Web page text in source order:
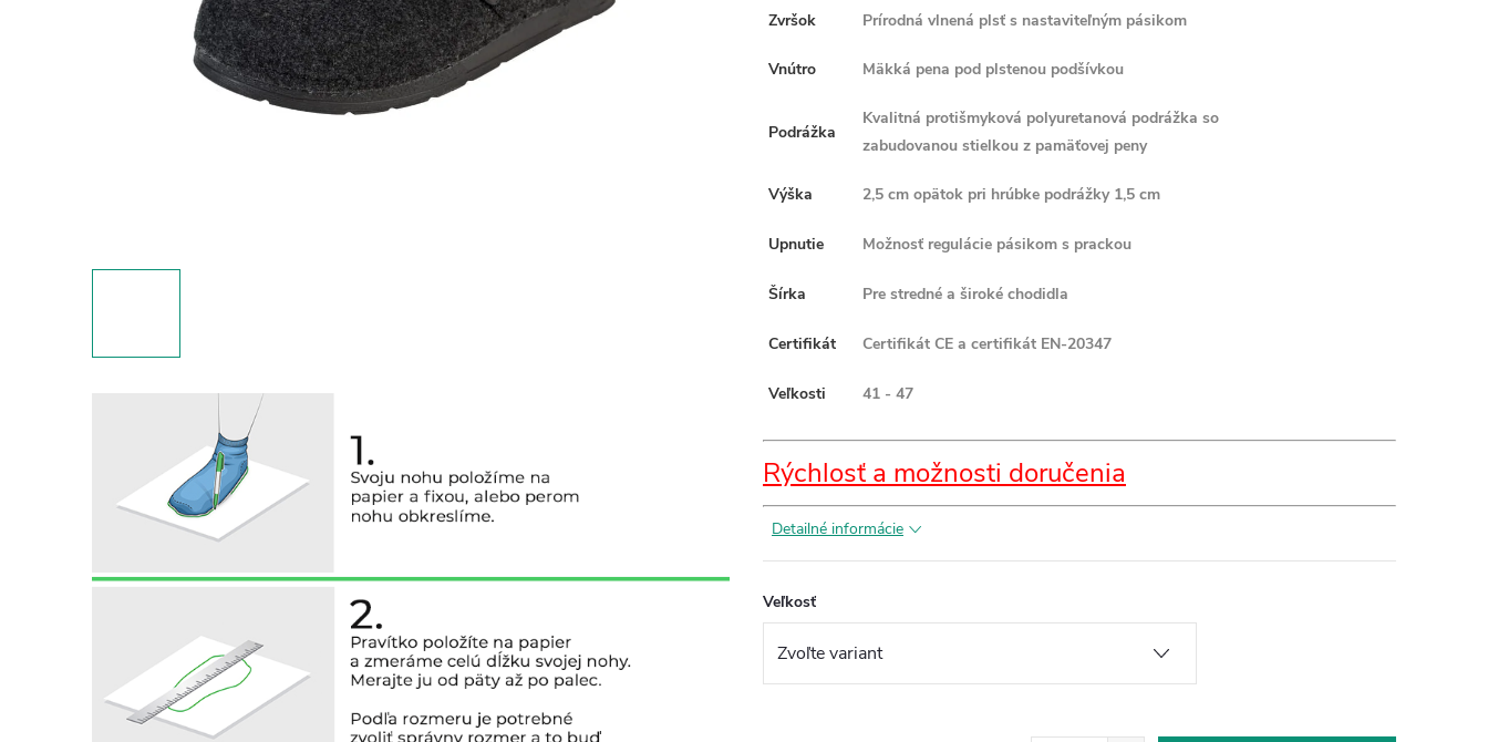
Zvršok Prírodná vlnená plsť s nastaviteľným pásikom
Vnútro Mäkká pena pod plstenou podšívkou
Podrážka
Kvalitná protišmyková polyuretanová podrážka so
zabudovanou stielkou z pamäťovej peny
Výška 2,5 cm opätok pri hrúbke podrážky 1,5 cm
Upnutie Možnosť regulácie pásikom s prackou
Šírka Pre stredné a široké chodidla
Certifikát Certifikát CE a certifikát EN-20347
Veľkosti 41 - 47
Rýchlosť a možnosti doručenia
Detailné informácie
Veľkosť